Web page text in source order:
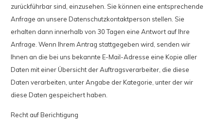
zurückführbar sind, einzusehen. Sie können eine entsprechende
Anfrage an unsere Datenschutzkontaktperson stellen. Sie
erhalten dann innerhalb von 30 Tagen eine Antwort auf Ihre
Anfrage. Wenn Ihrem Antrag stattgegeben wird, senden wir
Ihnen an die bei uns bekannte E-Mail-Adresse eine Kopie aller
Daten mit einer Übersicht der Auftragsverarbeiter, die diese
Daten verarbeiten, unter Angabe der Kategorie, unter der wir
diese Daten gespeichert haben.
Recht auf Berichtigung